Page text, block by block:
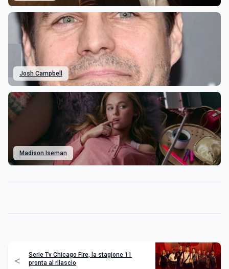
Josh Campbell
Madison Iseman
<
Serie Tv Chicago Fire, la stagione 11
pronta al rilascio